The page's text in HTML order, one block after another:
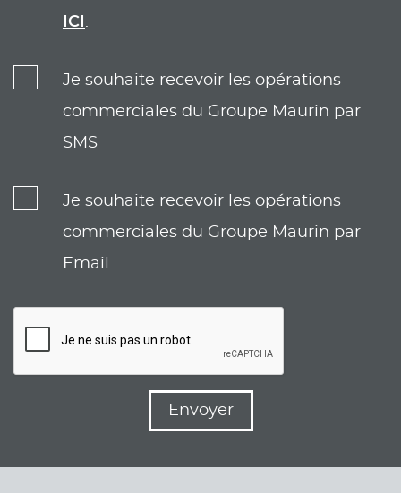
ICI .
Je souhaite recevoir les opérations
commerciales du Groupe Maurin par
SMS
Je souhaite recevoir les opérations
commerciales du Groupe Maurin par
Email
Envoyer